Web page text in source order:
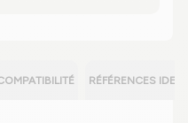
RÉFÉRENCES